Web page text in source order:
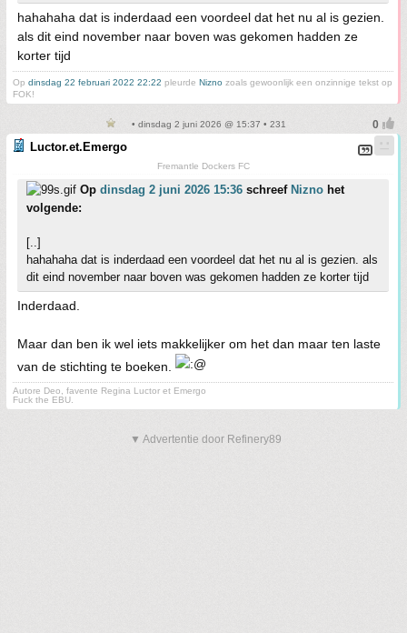
hahahaha dat is inderdaad een voordeel dat het nu al is gezien.
als dit eind november naar boven was gekomen hadden ze
korter tijd
Op dinsdag 22 februari 2022 22:22 pleurde Nizno zoals gewoonlijk een onzinnige tekst op
FOK!
• dinsdag 2 juni 2026 @ 15:37 • 231
Luctor.et.Emergo
Fremantle Dockers FC
Op dinsdag 2 juni 2026 15:36 schreef Nizno het
volgende:
[..]
hahahaha dat is inderdaad een voordeel dat het nu al is gezien. als
dit eind november naar boven was gekomen hadden ze korter tijd
Inderdaad.
Maar dan ben ik wel iets makkelijker om het dan maar ten laste
van de stichting te boeken.
Autore Deo, favente Regina Luctor et Emergo
Fuck the EBU.
▼ Advertentie door Refinery89